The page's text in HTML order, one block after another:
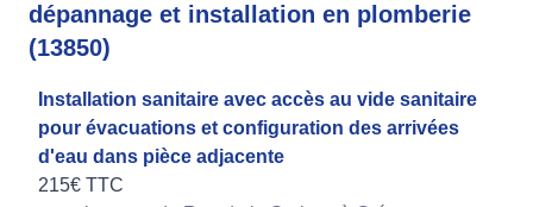
dépannage et installation en plomberie
(13850)
Installation sanitaire avec accès au vide sanitaire
pour évacuations et configuration des arrivées
d'eau dans pièce adjacente
215€ TTC